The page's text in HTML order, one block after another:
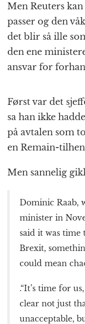
Men Reuters
passer og den
det blir så ille
den ene
ansvar for
Først var det
sa han ikke
på avtalen som
en Remain-
Men sannelig
Dominic Raab,
minister in
said it was time
Brexit,
could mean
.“It’s time for
clear not just
unacceptable,